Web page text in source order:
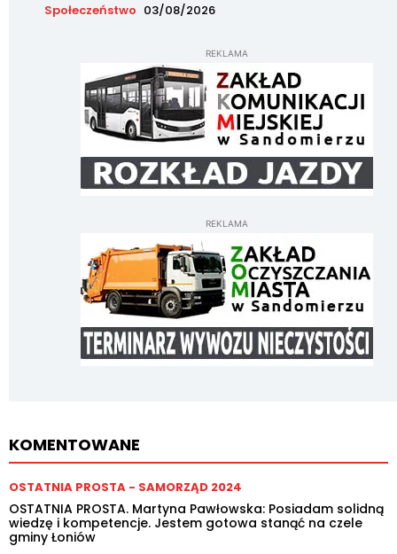
Społeczeństwo 03/08/2026
REKLAMA
REKLAMA
KOMENTOWANE
OSTATNIA PROSTA - SAMORZĄD 2024
OSTATNIA PROSTA. Martyna Pawłowska: Posiadam solidną
wiedzę i kompetencje. Jestem gotowa stanąć na czele
gminy Łoniów